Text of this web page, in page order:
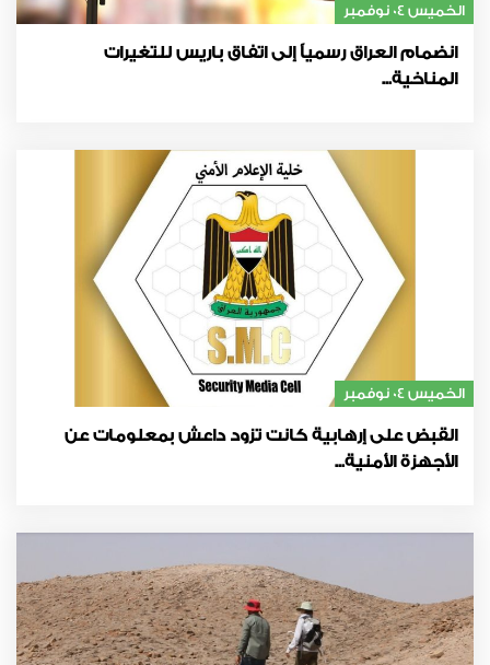
الخميس 04 نوفمبر
انضمام العراق رسمياً إلى اتفاق باريس للتغيرات
المناخية...
الخميس 04 نوفمبر
القبض على إرهابية كانت تزود داعش بمعلومات عن
الأجهزة الأمنية...